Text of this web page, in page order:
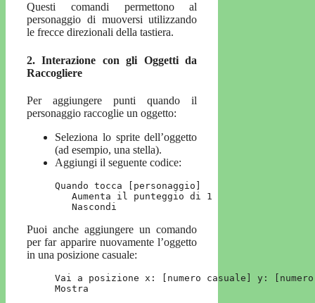
Questi comandi permettono al
personaggio di muoversi utilizzando
le frecce direzionali della tastiera.
2.Interazione con gli Oggetti da
Raccogliere
Per aggiungere punti quando il
personaggio raccoglie un oggetto:
Seleziona lo sprite dell’oggetto
(ad esempio, una stella).
Aggiungi il seguente codice:
Quando tocca [personaggio]
   Aumenta il punteggio di 1
   Nascondi
Puoi anche aggiungere un comando
per far apparire nuovamente l’oggetto
in una posizione casuale:
Vai a posizione x: [numero casuale] y:
Mostra